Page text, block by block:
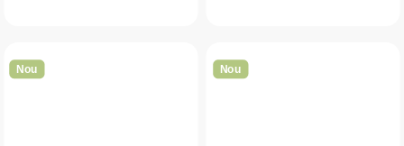
Nou Nou